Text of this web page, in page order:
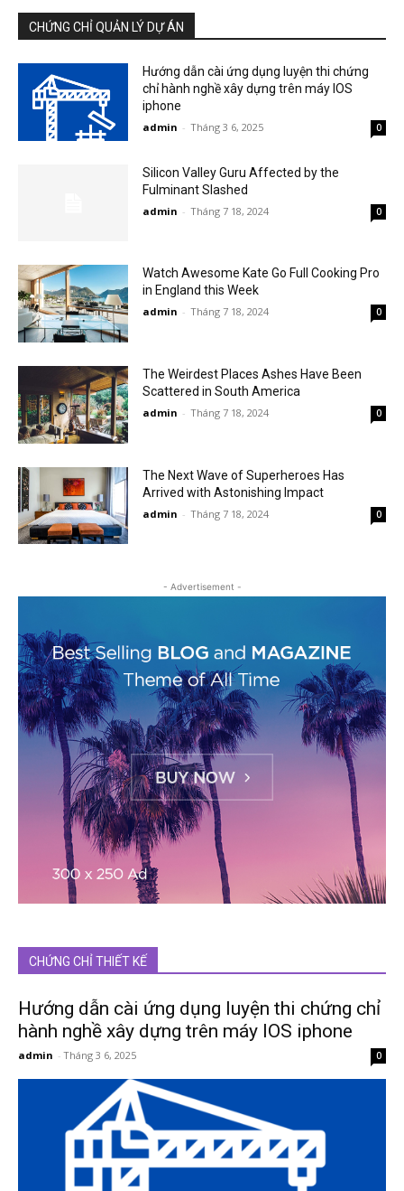
CHỨNG CHỈ QUẢN LÝ DỰ ÁN
Hướng dẫn cài ứng dụng luyện thi chứng
chỉ hành nghề xây dựng trên máy IOS
iphone
admin - Tháng 3 6, 2025 0
Silicon Valley Guru Affected by the
Fulminant Slashed
admin - Tháng 7 18, 2024 0
Watch Awesome Kate Go Full Cooking Pro
in England this Week
admin - Tháng 7 18, 2024 0
The Weirdest Places Ashes Have Been
Scattered in South America
admin - Tháng 7 18, 2024 0
The Next Wave of Superheroes Has
Arrived with Astonishing Impact
admin - Tháng 7 18, 2024 0
- Advertisement -
CHỨNG CHỈ THIẾT KẾ
Hướng dẫn cài ứng dụng luyện thi chứng chỉ
hành nghề xây dựng trên máy IOS iphone
admin - Tháng 3 6, 2025 0